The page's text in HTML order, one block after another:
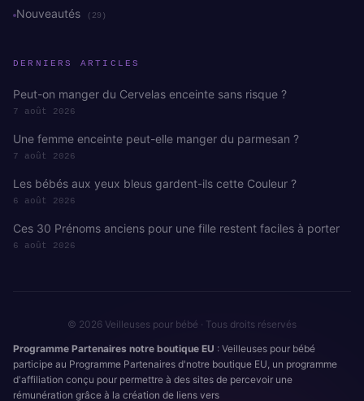
Nouveautés (29)
DERNIERS ARTICLES
Peut-on manger du Cervelas enceinte sans risque ?
7 août 2026
Une femme enceinte peut-elle manger du parmesan ?
7 août 2026
Les bébés aux yeux bleus gardent-ils cette Couleur ?
6 août 2026
Ces 30 Prénoms anciens pour une fille restent faciles à porter
6 août 2026
© 2026 Veilleuses pour bébé · Tous droits réservés
Programme Partenaires notre boutique EU : Veilleuses pour bébé
participe au Programme Partenaires d'notre boutique EU, un programme
d'affiliation conçu pour permettre à des sites de percevoir une
rémunération grâce à la création de liens vers